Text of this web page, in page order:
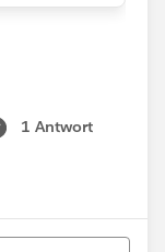
1 Antwort